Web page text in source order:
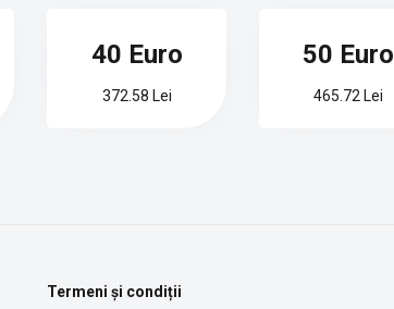
40 Euro
372.58 Lei
50 Euro
465.72 Lei
Termeni și condiții